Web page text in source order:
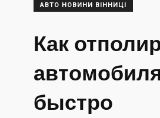
АВТО НОВИНИ ВІННИЦІ
Как
быстро